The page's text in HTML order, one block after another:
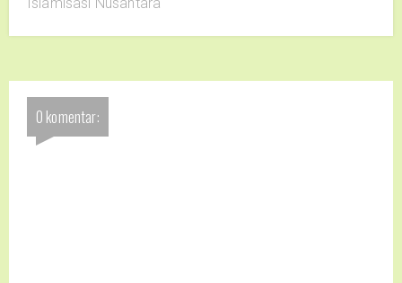
Islamisasi Nusantara
0 komentar: